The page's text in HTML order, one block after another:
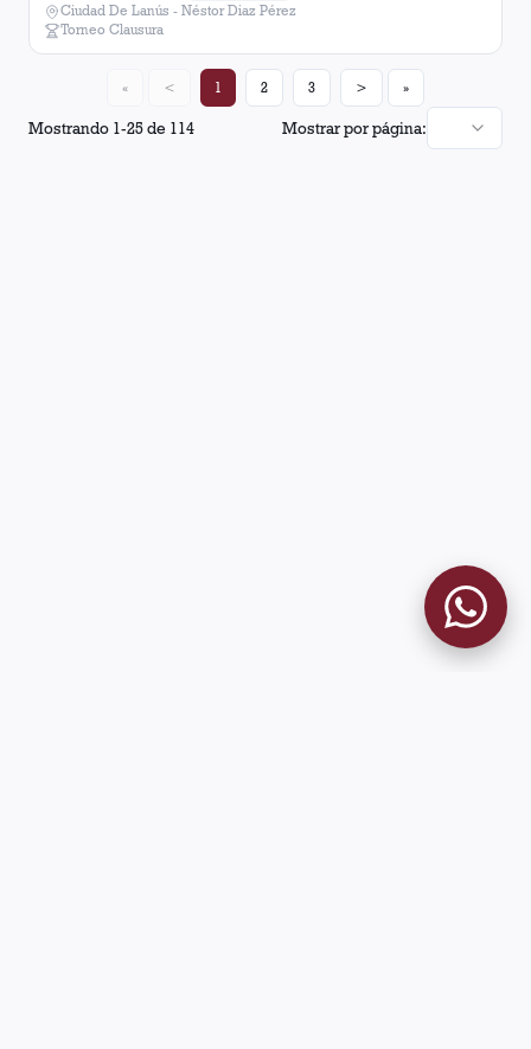
Ciudad De Lanús - Néstor Diaz Pérez
Torneo Clausura
Mostrando 1-25de 114 Mostrar por página:
« < 1 2 3 > »